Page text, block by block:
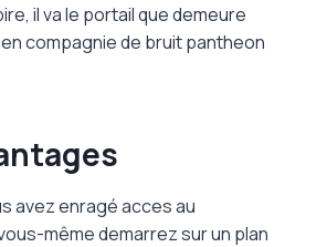
il va le portail que demeure
compagnie de bruit pantheon
avez enragé acces au
même demarrez sur un plan